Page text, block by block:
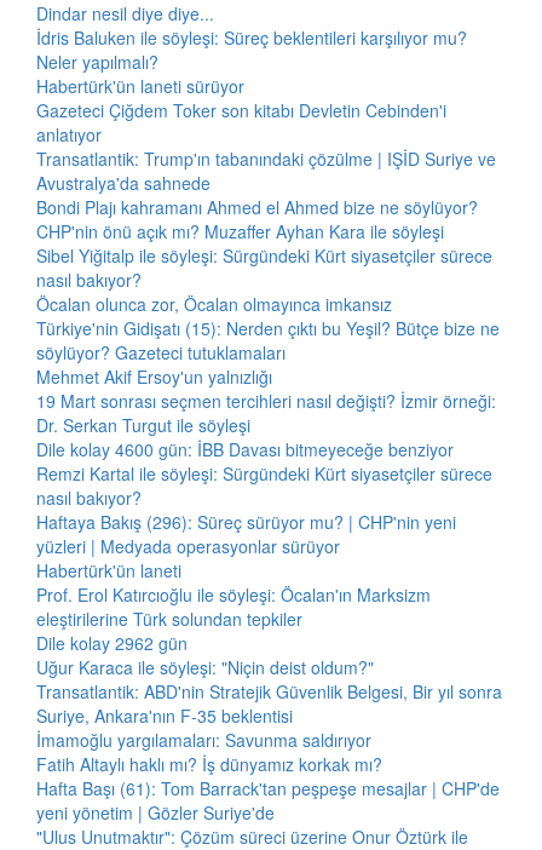
Dindar nesil diye diye...
İdris Baluken ile söyleşi: Süreç beklentileri karşılıyor mu?
Neler yapılmalı?
Habertürk'ün laneti sürüyor
Gazeteci Çiğdem Toker son kitabı Devletin Cebinden'i
anlatıyor
Transatlantik: Trump'ın tabanındaki çözülme | IŞİD Suriye ve
Avustralya'da sahnede
Bondi Plajı kahramanı Ahmed el Ahmed bize ne söylüyor?
CHP'nin önü açık mı? Muzaffer Ayhan Kara ile söyleşi
Sibel Yiğitalp ile söyleşi: Sürgündeki Kürt siyasetçiler sürece
nasıl bakıyor?
Öcalan olunca zor, Öcalan olmayınca imkansız
Türkiye'nin Gidişatı (15): Nerden çıktı bu Yeşil? Bütçe bize ne
söylüyor? Gazeteci tutuklamaları
Mehmet Akif Ersoy'un yalnızlığı
19 Mart sonrası seçmen tercihleri nasıl değişti? İzmir örneği:
Dr. Serkan Turgut ile söyleşi
Dile kolay 4600 gün: İBB Davası bitmeyeceğe benziyor
Remzi Kartal ile söyleşi: Sürgündeki Kürt siyasetçiler sürece
nasıl bakıyor?
Haftaya Bakış (296): Süreç sürüyor mu? | CHP'nin yeni
yüzleri | Medyada operasyonlar sürüyor
Habertürk'ün laneti
Prof. Erol Katırcıoğlu ile söyleşi: Öcalan'ın Marksizm
eleştirilerine Türk solundan tepkiler
Dile kolay 2962 gün
Uğur Karaca ile söyleşi: "Niçin deist oldum?"
Transatlantik: ABD'nin Stratejik Güvenlik Belgesi, Bir yıl sonra
Suriye, Ankara'nın F-35 beklentisi
İmamoğlu yargılamaları: Savunma saldırıyor
Fatih Altaylı haklı mı? İş dünyamız korkak mı?
Hafta Başı (61): Tom Barrack'tan peşpeşe mesajlar | CHP'de
yeni yönetim | Gözler Suriye'de
"Ulus Unutmaktır": Çözüm süreci üzerine Onur Öztürk ile